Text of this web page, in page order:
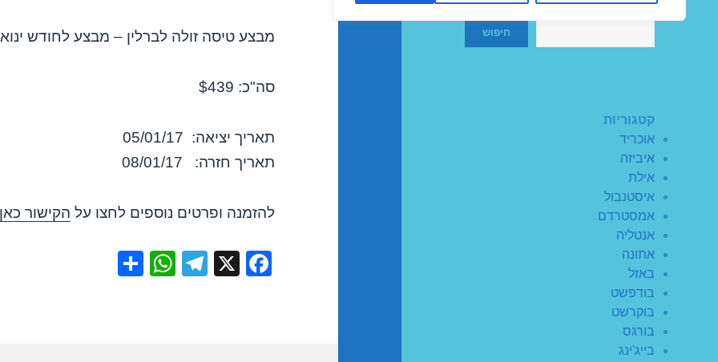
חיפוש
חיפוש
קטגוריות
אוכריד
איביזה
אילת
איסטנבול
אמסטרדם
אנטליה
אתונה
באזל
בודפשט
בוקרשט
בורגס
בייג'ינג
מבצע טיסה זולה לברלין – מבצע לחודש ינואר
סה"כ: $439
תאריך יציאה: 05/01/17
תאריך חזרה: 08/01/17
להזמנה ופרטים נוספים לחצו על הקישור
F
X
T
W